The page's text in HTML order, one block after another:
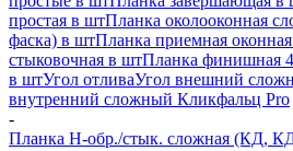
простая в штПланка околооконная
фаска) в штПланка приемная
стыковочная в штПланка финишная
в штУгол отливаУгол внешний
внутренний сложный Кликфальц Pro
-
Планка H-обр./стык. сложная (КД,